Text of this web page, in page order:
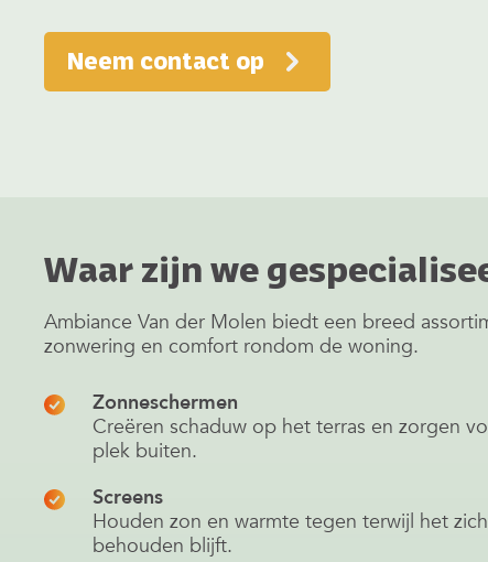
Neem contact op
Waar zijn we
Ambiance Van der Molen biedt een breed
zonwering en comfort rondom de woning.
Zonneschermen
Creëren schaduw op het terras en zorgen
plek buiten.
Screens
Houden zon en warmte tegen terwijl het
behouden blijft.